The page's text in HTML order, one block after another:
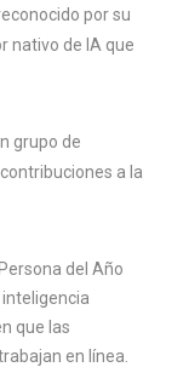
por su
nativo de IA que
grupo de
a la
del Año
que las
en línea.